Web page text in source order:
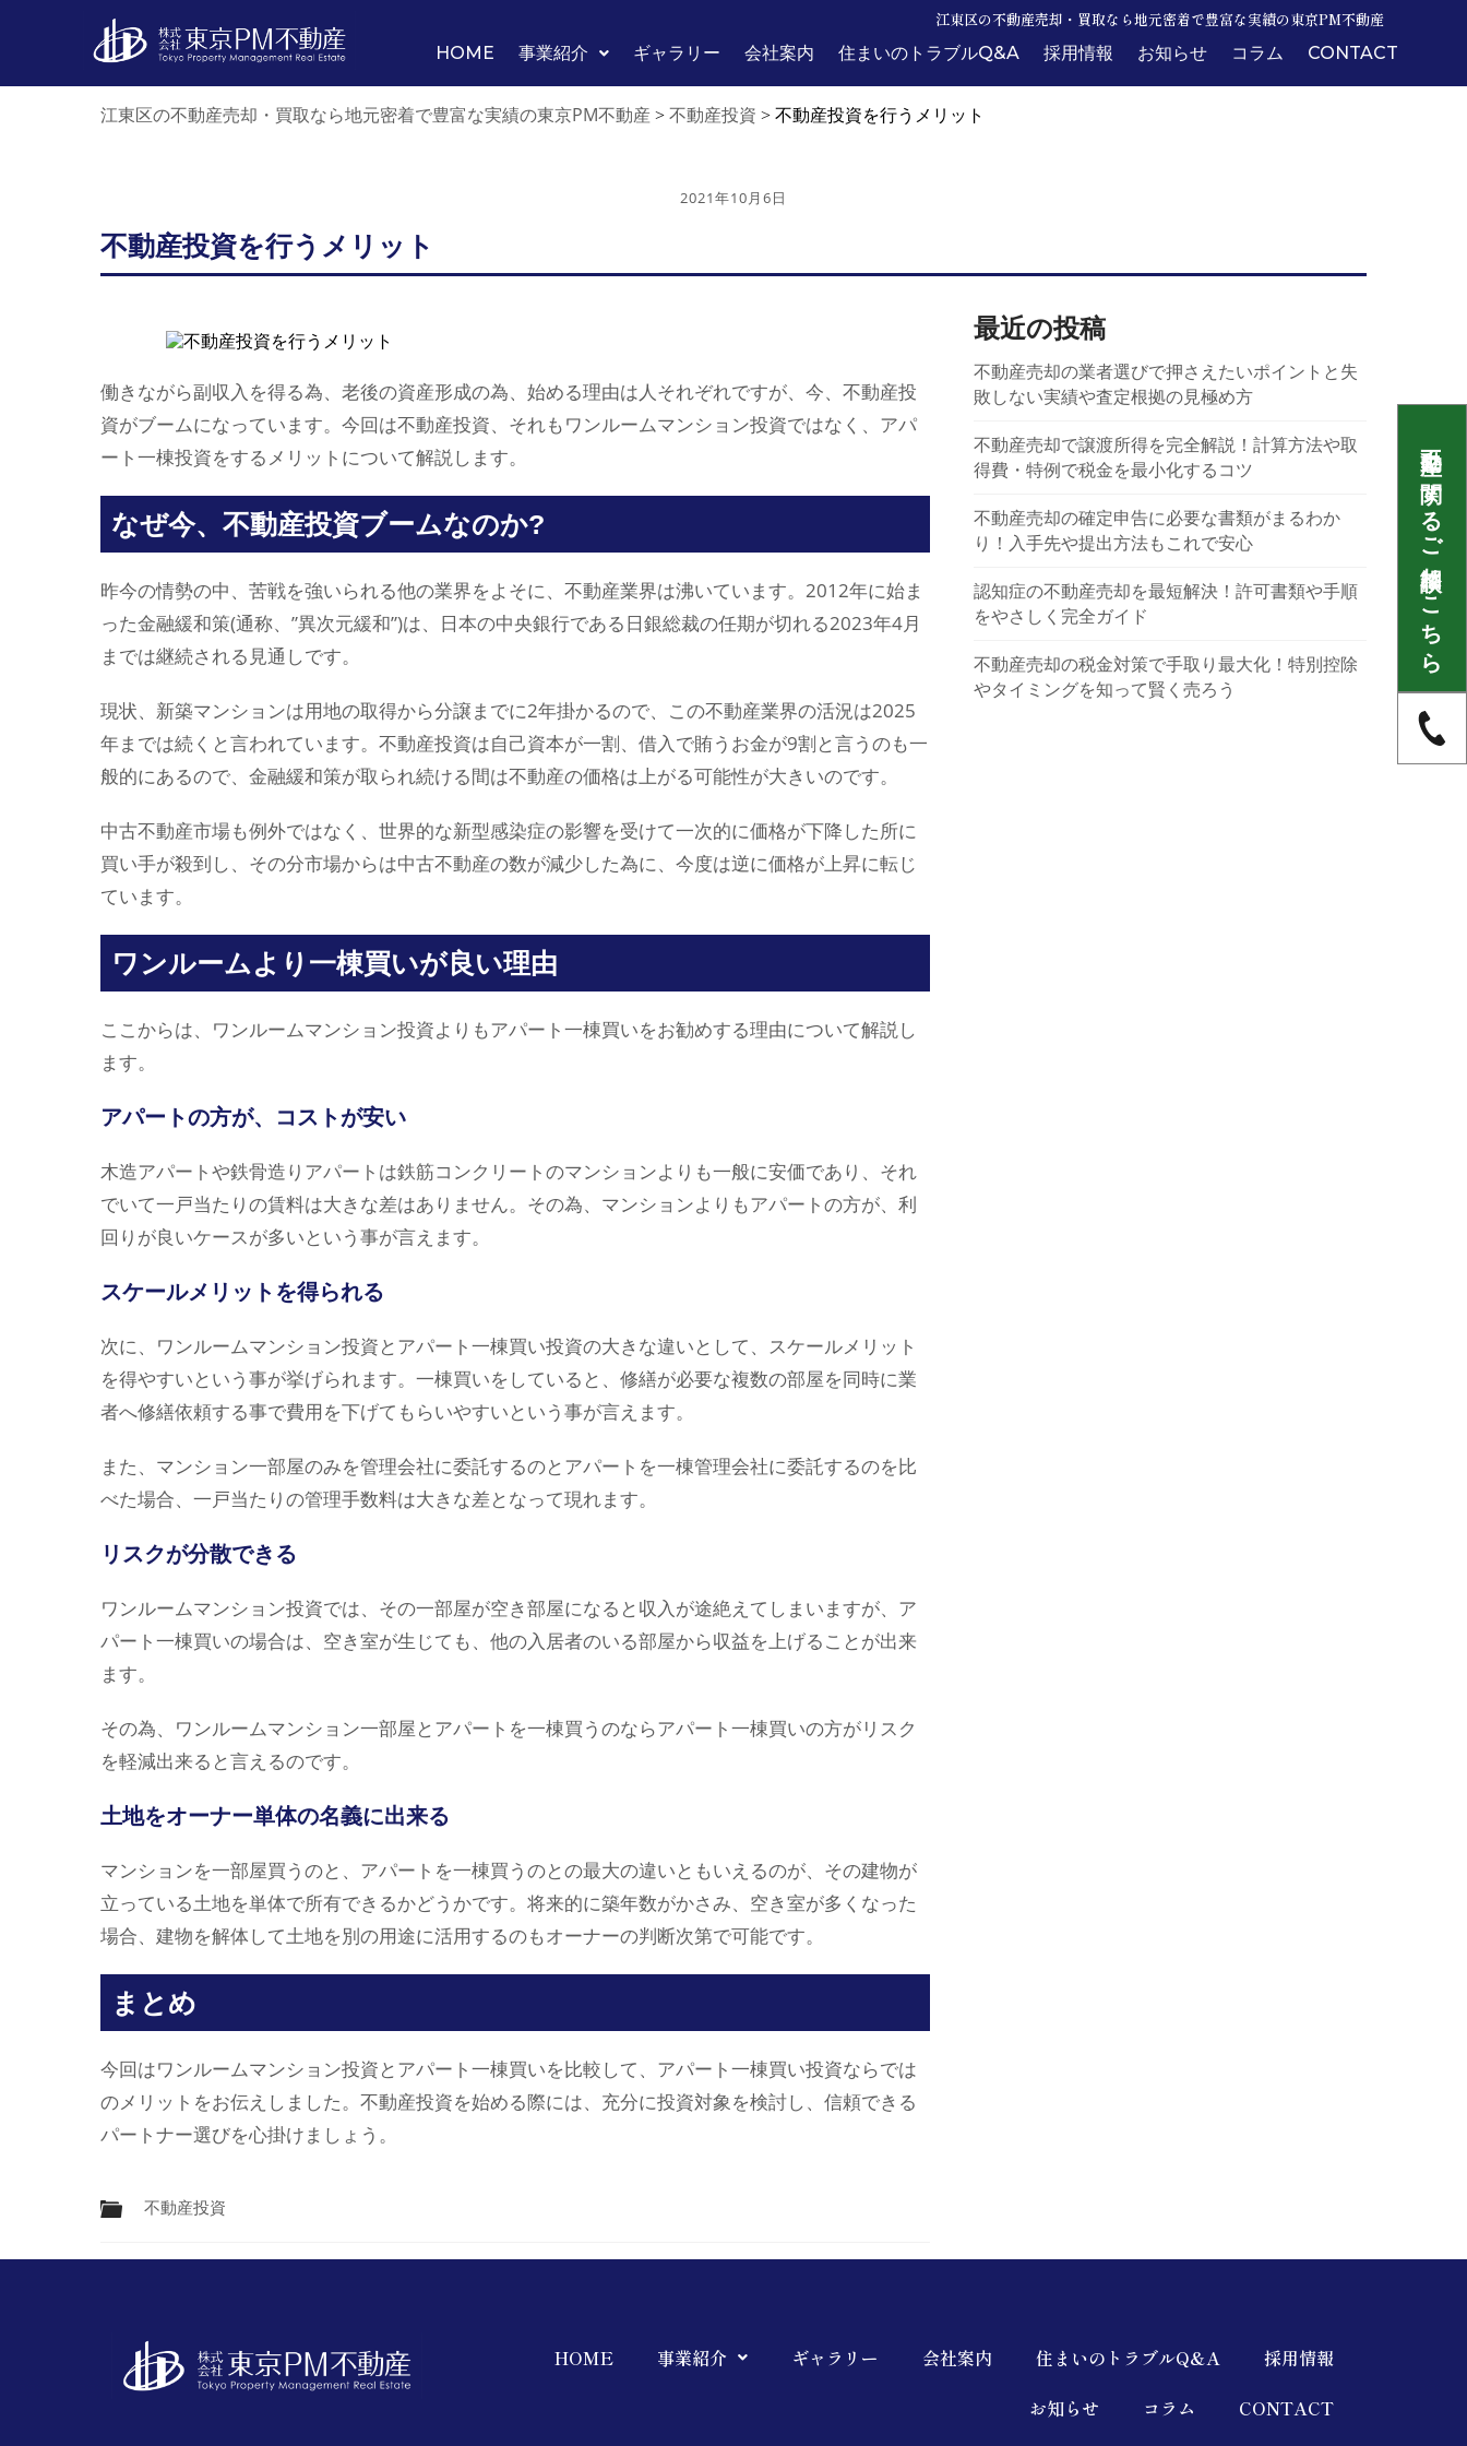
不動産に関するご相談はこちら
江東区の不動産売却・買取なら地元密着で豊富な実績の東京PM不動産
HOME
事業紹介 ギャラリー 会社案内 住まいのトラブルQ&A 採用情報 お知らせ コラム CONTACT
江東区の不動産売却・買取なら地元密着で豊富な実績の東京PM不動産 > 不動産投資 > 不動産投資を行うメリット
2021年10月6日
不動産投資を行うメリット
働きながら副収入を得る為、老後の資産形成の為、始める理由は人それぞれですが、今、不動産投
資がブームになっています。今回は不動産投資、それもワンルームマンション投資ではなく、アパ
ート一棟投資をするメリットについて解説します。
なぜ今、不動産投資ブームなのか?
昨今の情勢の中、苦戦を強いられる他の業界をよそに、不動産業界は沸いています。2012年に始ま
った金融緩和策(通称、”異次元緩和”)は、日本の中央銀行である日銀総裁の任期が切れる2023年4月
までは継続される見通しです。
現状、新築マンションは用地の取得から分譲までに2年掛かるので、この不動産業界の活況は2025
年までは続くと言われています。不動産投資は自己資本が一割、借入で賄うお金が9割と言うのも一
般的にあるので、金融緩和策が取られ続ける間は不動産の価格は上がる可能性が大きいのです。
中古不動産市場も例外ではなく、世界的な新型感染症の影響を受けて一次的に価格が下降した所に
買い手が殺到し、その分市場からは中古不動産の数が減少した為に、今度は逆に価格が上昇に転じ
ています。
ワンルームより一棟買いが良い理由
ここからは、ワンルームマンション投資よりもアパート一棟買いをお勧めする理由について解説し
ます。
アパートの方が、コストが安い
木造アパートや鉄骨造りアパートは鉄筋コンクリートのマンションよりも一般に安価であり、それ
でいて一戸当たりの賃料は大きな差はありません。その為、マンションよりもアパートの方が、利
回りが良いケースが多いという事が言えます。
スケールメリットを得られる
次に、ワンルームマンション投資とアパート一棟買い投資の大きな違いとして、スケールメリット
を得やすいという事が挙げられます。一棟買いをしていると、修繕が必要な複数の部屋を同時に業
者へ修繕依頼する事で費用を下げてもらいやすいという事が言えます。
また、マンション一部屋のみを管理会社に委託するのとアパートを一棟管理会社に委託するのを比
べた場合、一戸当たりの管理手数料は大きな差となって現れます。
リスクが分散できる
ワンルームマンション投資では、その一部屋が空き部屋になると収入が途絶えてしまいますが、ア
パート一棟買いの場合は、空き室が生じても、他の入居者のいる部屋から収益を上げることが出来
ます。
その為、ワンルームマンション一部屋とアパートを一棟買うのならアパート一棟買いの方がリスク
を軽減出来ると言えるのです。
土地をオーナー単体の名義に出来る
マンションを一部屋買うのと、アパートを一棟買うのとの最大の違いともいえるのが、その建物が
立っている土地を単体で所有できるかどうかです。将来的に築年数がかさみ、空き室が多くなった
場合、建物を解体して土地を別の用途に活用するのもオーナーの判断次第で可能です。
まとめ
今回はワンルームマンション投資とアパート一棟買いを比較して、アパート一棟買い投資ならでは
のメリットをお伝えしました。不動産投資を始める際には、充分に投資対象を検討し、信頼できる
パートナー選びを心掛けましょう。
不動産投資
最近の投稿
不動産売却の業者選びで押さえたいポイントと失
敗しない実績や査定根拠の見極め方
不動産売却で譲渡所得を完全解説！計算方法や取
得費・特例で税金を最小化するコツ
不動産売却の確定申告に必要な書類がまるわか
り！入手先や提出方法もこれで安心
認知症の不動産売却を最短解決！許可書類や手順
をやさしく完全ガイド
不動産売却の税金対策で手取り最大化！特別控除
やタイミングを知って賢く売ろう
HOME 事業紹介 ギャラリー 会社案内 住まいのトラブルQ&A
採用情報
お知らせ
コラム CONTACT